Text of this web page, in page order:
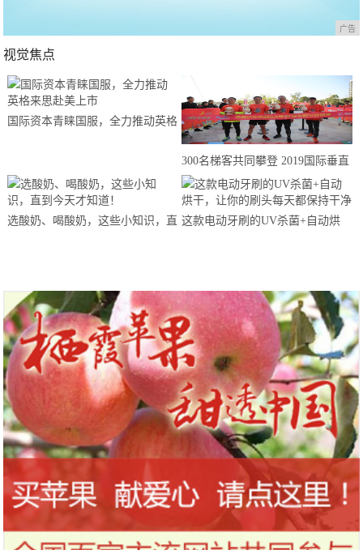
广告
视觉焦点
国际资本青睐国服，全力推动英格
300名梯客共同攀登 2019国际垂直
马拉松超级精英赛顺德海骏达中心
站欢乐开跑
选酸奶、喝酸奶，这些小知识，直 这款电动牙刷的UV杀菌+自动烘